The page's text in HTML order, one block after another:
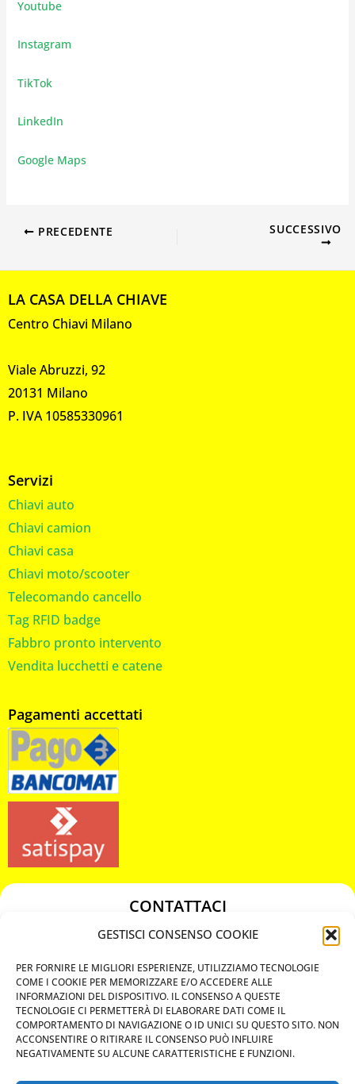
GESTISCI CONSENSO COOKIE
PER FORNIRE LE MIGLIORI ESPERIENZE, UTILIZZIAMO TECNOLOGIE
COME I COOKIE PER MEMORIZZARE E/O ACCEDERE ALLE
INFORMAZIONI DEL DISPOSITIVO. IL CONSENSO A QUESTE
TECNOLOGIE CI PERMETTERÀ DI ELABORARE DATI COME IL
COMPORTAMENTO DI NAVIGAZIONE O ID UNICI SU QUESTO SITO. NON
ACCONSENTIRE O RITIRARE IL CONSENSO PUÒ INFLUIRE
NEGATIVAMENTE SU ALCUNE CARATTERISTICHE E FUNZIONI.
Youtube
Instagram
TikTok
LinkedIn
Google Maps
PRECEDENTE SUCCESSIVO
LA CASA DELLA CHIAVE
Centro Chiavi Milano
Viale Abruzzi, 92
20131 Milano
P. IVA 10585330961
Servizi
Chiavi auto
Chiavi camion
Chiavi casa
Chiavi moto/scooter
Telecomando cancello
Tag RFID badge
Fabbro pronto intervento
Vendita lucchetti e catene
Pagamenti accettati
CONTATTACI
349 3863811
chiavicodificate@gmail.com
Privacy Policy
Cookie Policy